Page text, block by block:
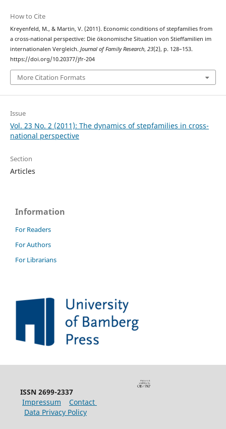
How to Cite
Kreyenfeld, M., & Martin, V. (2011). Economic conditions of stepfamilies from
a cross-national perspective: Die ökonomische Situation von Stieffamilien im
internationalen Vergleich. Journal of Family Research, 23(2), p. 128–153.
https://doi.org/10.20377/jfr-204
More Citation Formats
Issue
Vol. 23 No. 2 (2011): The dynamics of stepfamilies in cross-
national perspective
Section
Articles
Information
For Readers
For Authors
For Librarians
ISSN 2699-2337
Impressum
Contact
Data Privacy Policy